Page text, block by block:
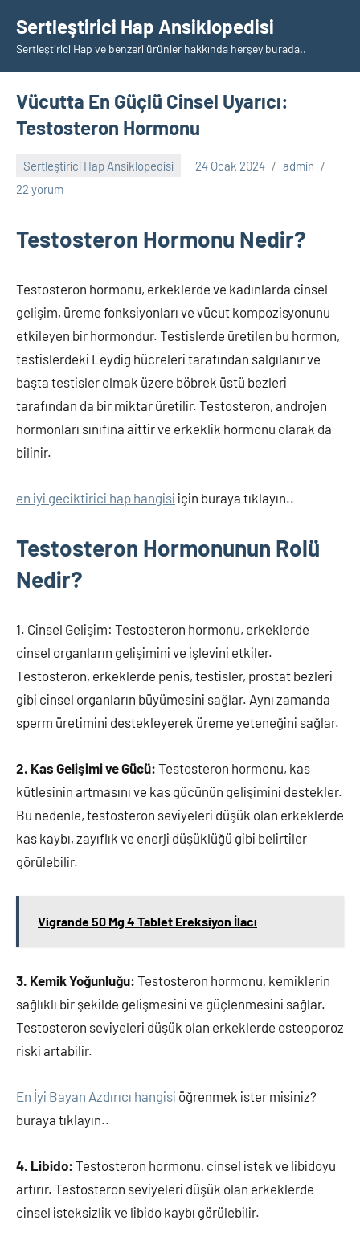
geçSertleştirici Hap Ansiklopedisi
Sertleştirici Hap ve benzeri ürünler hakkında herşey burada..
Vücutta En Güçlü Cinsel Uyarıcı:
Testosteron Hormonu
Sertleştirici Hap Ansiklopedisi 24 Ocak 2024
admin
22 yorum
Testosteron Hormonu Nedir?
Testosteron hormonu, erkeklerde ve kadınlarda cinsel
gelişim, üreme fonksiyonları ve vücut kompozisyonunu
etkileyen bir hormondur. Testislerde üretilen bu hormon,
testislerdeki Leydig hücreleri tarafından salgılanır ve
başta testisler olmak üzere böbrek üstü bezleri
tarafından da bir miktar üretilir. Testosteron, androjen
hormonları sınıfına aittir ve erkeklik hormonu olarak da
bilinir.
en iyi geciktirici hap hangisi için buraya tıklayın..
Testosteron Hormonunun Rolü
Nedir?
1. Cinsel Gelişim: Testosteron hormonu, erkeklerde
cinsel organların gelişimini ve işlevini etkiler.
Testosteron, erkeklerde penis, testisler, prostat bezleri
gibi cinsel organların büyümesini sağlar. Aynı zamanda
sperm üretimini destekleyerek üreme yeteneğini sağlar.
2. Kas Gelişimi ve Gücü: Testosteron hormonu, kas
kütlesinin artmasını ve kas gücünün gelişimini destekler.
Bu nedenle, testosteron seviyeleri düşük olan erkeklerde
kas kaybı, zayıflık ve enerji düşüklüğü gibi belirtiler
görülebilir.
Vigrande 50 Mg 4 Tablet Ereksiyon İlacı
3. Kemik Yoğunluğu: Testosteron hormonu, kemiklerin
sağlıklı bir şekilde gelişmesini ve güçlenmesini sağlar.
Testosteron seviyeleri düşük olan erkeklerde osteoporoz
riski artabilir.
En İyi Bayan Azdırıcı hangisi öğrenmek ister misiniz?
buraya tıklayın..
4. Libido: Testosteron hormonu, cinsel istek ve libidoyu
artırır. Testosteron seviyeleri düşük olan erkeklerde
cinsel isteksizlik ve libido kaybı görülebilir.